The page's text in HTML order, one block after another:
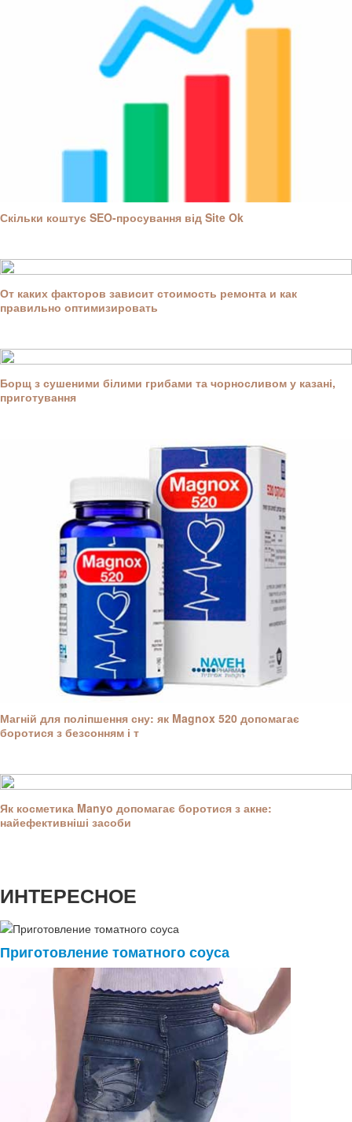
Скільки коштує SEO-просування від Site Ok
От каких факторов зависит стоимость ремонта и как
правильно оптимизировать
Борщ з сушеними білими грибами та чорносливом у казані,
приготування
Магній для поліпшення сну: як Magnox 520 допомагає
боротися з безсонням і т
Як косметика Manyo допомагає боротися з акне:
найефективніші засоби
ИНТЕРЕСНОЕ
Приготовление томатного соуса